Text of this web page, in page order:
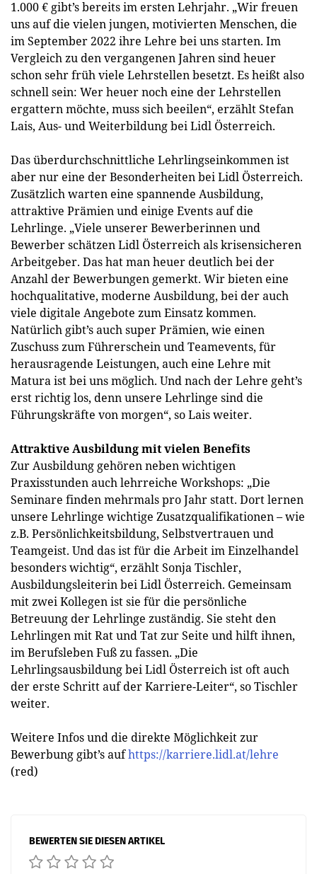
1.000 € gibt’s bereits im ersten Lehrjahr. „Wir freuen
uns auf die vielen jungen, motivierten Menschen, die
im September 2022 ihre Lehre bei uns starten. Im
Vergleich zu den vergangenen Jahren sind heuer
schon sehr früh viele Lehrstellen besetzt. Es heißt also
schnell sein: Wer heuer noch eine der Lehrstellen
ergattern möchte, muss sich beeilen“, erzählt Stefan
Lais, Aus- und Weiterbildung bei Lidl Österreich.
Das überdurchschnittliche Lehrlingseinkommen ist
aber nur eine der Besonderheiten bei Lidl Österreich.
Zusätzlich warten eine spannende Ausbildung,
attraktive Prämien und einige Events auf die
Lehrlinge. „Viele unserer Bewerberinnen und
Bewerber schätzen Lidl Österreich als krisensicheren
Arbeitgeber. Das hat man heuer deutlich bei der
Anzahl der Bewerbungen gemerkt. Wir bieten eine
hochqualitative, moderne Ausbildung, bei der auch
viele digitale Angebote zum Einsatz kommen.
Natürlich gibt’s auch super Prämien, wie einen
Zuschuss zum Führerschein und Teamevents, für
herausragende Leistungen, auch eine Lehre mit
Matura ist bei uns möglich. Und nach der Lehre geht’s
erst richtig los, denn unsere Lehrlinge sind die
Führungskräfte von morgen“, so Lais weiter.
Attraktive Ausbildung mit vielen Benefits
Zur Ausbildung gehören neben wichtigen
Praxisstunden auch lehrreiche Workshops: „Die
Seminare finden mehrmals pro Jahr statt. Dort lernen
unsere Lehrlinge wichtige Zusatzqualifikationen – wie
z.B. Persönlichkeitsbildung, Selbstvertrauen und
Teamgeist. Und das ist für die Arbeit im Einzelhandel
besonders wichtig“, erzählt Sonja Tischler,
Ausbildungsleiterin bei Lidl Österreich. Gemeinsam
mit zwei Kollegen ist sie für die persönliche
Betreuung der Lehrlinge zuständig. Sie steht den
Lehrlingen mit Rat und Tat zur Seite und hilft ihnen,
im Berufsleben Fuß zu fassen. „Die
Lehrlingsausbildung bei Lidl Österreich ist oft auch
der erste Schritt auf der Karriere-Leiter“, so Tischler
weiter.
Weitere Infos und die direkte Möglichkeit zur
Bewerbung gibt’s aufhttps://karriere.lidl.at/lehre
(red)
BEWERTEN SIE DIESEN ARTIKEL